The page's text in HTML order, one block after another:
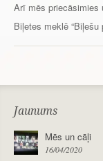
Arī mēs
Biļetes meklē
Jaunums
Mēs un cāļi
16/04/2020